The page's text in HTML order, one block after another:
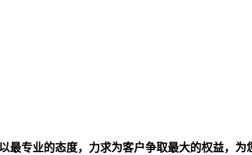
专业的态度，力求为客户争取最大的权益，